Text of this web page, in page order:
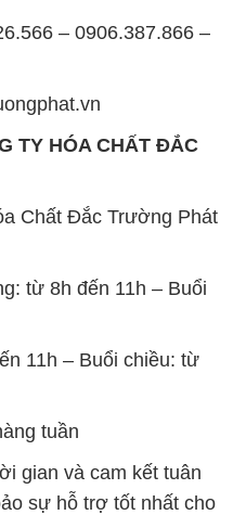
từ 8h đến 11h – Buổi
11h – Buổi chiều: từ
tuần
sự hỗ trợ tốt nhất cho
suất công việc cao
TY HÓA CHẤT ĐẮC